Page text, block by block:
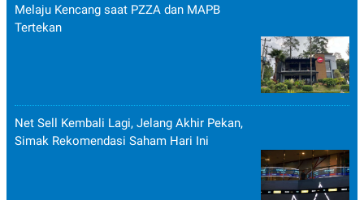
Melaju Kencang saat PZZA dan MAPB
Tertekan
Net Sell Kembali Lagi, Jelang Akhir Pekan,
Simak Rekomendasi Saham Hari Ini